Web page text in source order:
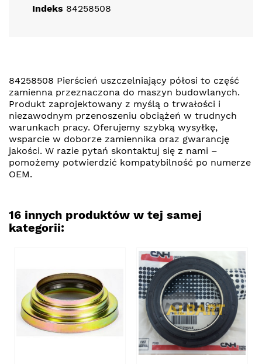
Indeks 84258508
84258508 Pierścień uszczelniający półosi to część
zamienna przeznaczona do maszyn budowlanych.
Produkt zaprojektowany z myślą o trwałości i
niezawodnym przenoszeniu obciążeń w trudnych
warunkach pracy. Oferujemy szybką wysyłkę,
wsparcie w doborze zamiennika oraz gwarancję
jakości. W razie pytań skontaktuj się z nami –
pomożemy potwierdzić kompatybilność po numerze
OEM.
16 innych produktów w tej samej
kategorii: